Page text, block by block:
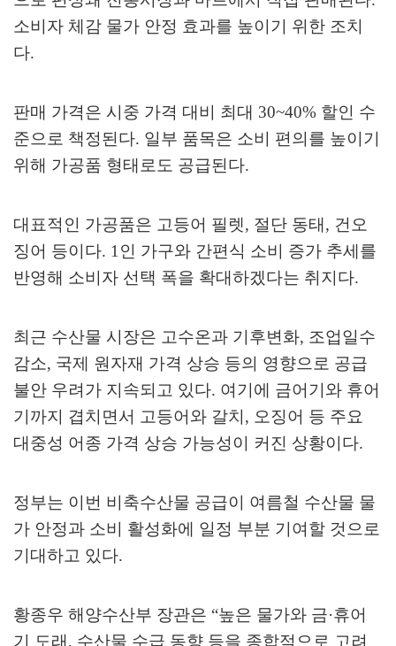
소비자 체감 물가 안정 효과를 높이기 위한 조치
다.
판매 가격은 시중 가격 대비 최대 30~40% 할인 수
준으로 책정된다. 일부 품목은 소비 편의를 높이기
위해 가공품 형태로도 공급된다.
대표적인 가공품은 고등어 필렛, 절단 동태, 건오
징어 등이다. 1 인 가구와 간편식 소비 증가 추세를
반영해 소비자 선택 폭을 확대하겠다는 취지다.
최근 수산물 시장은 고수온과 기후변화, 조업일수
감소, 국제 원자재 가격 상승 등의 영향으로 공급
불안 우려가 지속되고 있다. 여기에 금어기와 휴어
기까지 겹치면서 고등어와 갈치, 오징어 등 주요
대중성 어종 가격 상승 가능성이 커진 상황이다.
정부는 이번 비축수산물 공급이 여름철 수산물 물
가 안정과 소비 활성화에 일정 부분 기여할 것으로
기대하고 있다.
황종우 해양수산부 장관은 “높은 물가와 금·휴어
기 도래, 수산물 수급 동향 등을 종합적으로 고려